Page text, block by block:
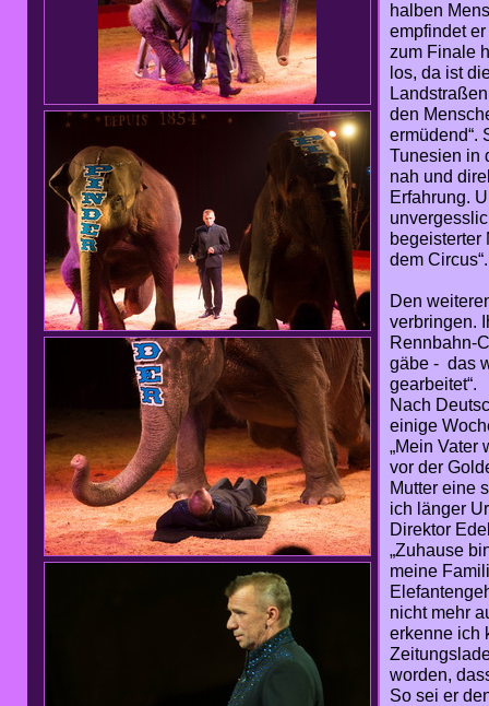
halben
empfindet
zum Finale
los, da ist
den
ermüdend“.
Tunesien in
nah und
Erfahrung.
begeisterter
dem Circus“.
Den
verbringen.
Rennbahn-
gäbe - das
gearbeitet“.
Nach
einige
„Mein Vater
vor der
Mutter eine
ich länger
Direktor
„Zuhause
meine
nicht mehr
erkenne ich
worden,
So sei er